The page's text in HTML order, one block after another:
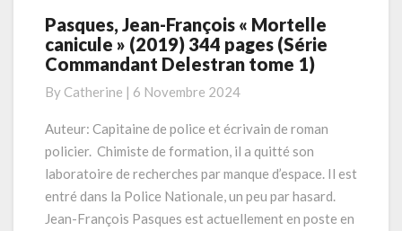
Pasques,
Jean-
François
canicule »
(2019)
pages
(Série
Commandant
Delestran
Pasques, Jean-François « Mortelle
canicule » (2019) 344 pages (Série
Commandant Delestran tome 1)
By Catherine | 6 Novembre 2024
Auteur: Capitaine de police et écrivain de roman
policier. Chimiste de formation, il a quitté son
laboratoire de recherches par manque d’espace. Il est
entré dans la Police Nationale, un peu par hasard.
Jean-François Pasques est actuellement en poste en